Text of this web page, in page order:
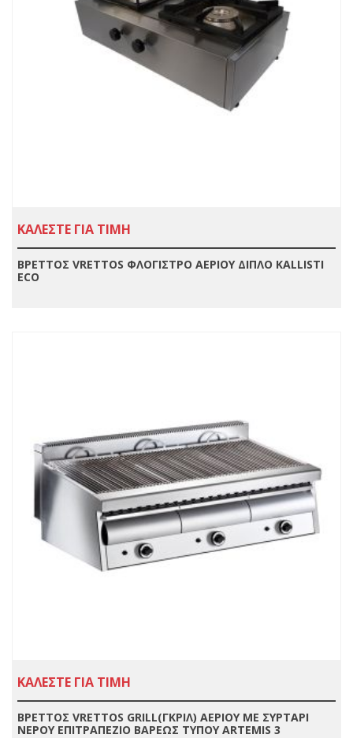
ΚΑΛΕΣΤΕ ΓΙΑ ΤΙΜΗ
ΒΡΕΤΤΟΣ VRETTOS ΦΛΟΓΙΣΤΡΟ ΑΕΡΙΟΥ ΔΙΠΛΟ ΚΑLLISTI
ECO
ΚΑΛΕΣΤΕ ΓΙΑ ΤΙΜΗ
ΒΡΕΤΤΟΣ VRETTOS GRILL(ΓΚΡΙΛ) ΑΕΡΙΟΥ ΜΕ ΣΥΡΤΑΡΙ
ΝΕΡΟΥ ΕΠΙΤΡΑΠΕΖΙΟ ΒΑΡΕΩΣ ΤΥΠΟΥ ARTEMIS 3